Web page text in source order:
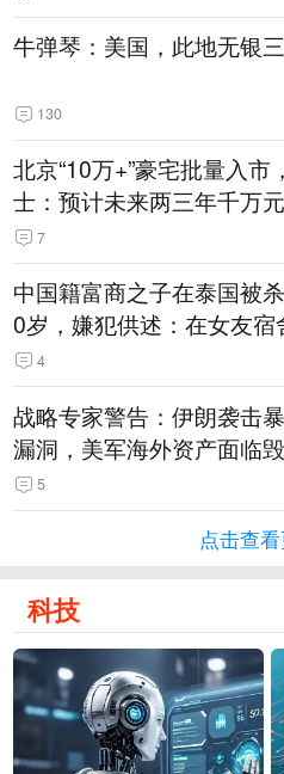
牛弹琴：美国，此地无银
130
北京“10万+”豪宅批量入市
士：预计未来两三年千万
潜在供应达万套！谁在买单
7
中国籍富商之子在泰国被
0岁，嫌犯供述：在女友宿
现他，持刀询问身份时发生
4
战略专家警告：伊朗袭击
漏洞，美军海外资产面临
险！
5
点击查
科技